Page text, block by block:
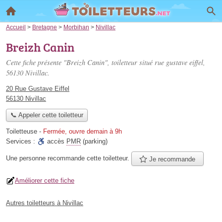
Accueil > Bretagne > Morbihan > Nivillac
Breizh Canin
Cette fiche présente "Breizh Canin", toiletteur situé rue gustave eiffel,
56130 Nivillac.
20 Rue Gustave Eiffel
56130 Nivillac
📞 Appeler cette toiletteur
Toiletteuse - Fermée, ouvre demain à 9h
Services :
accès PMR (parking)
Une personne recommande cette toiletteur. Je recommande
Améliorer cette fiche
Autres toiletteurs à Nivillac